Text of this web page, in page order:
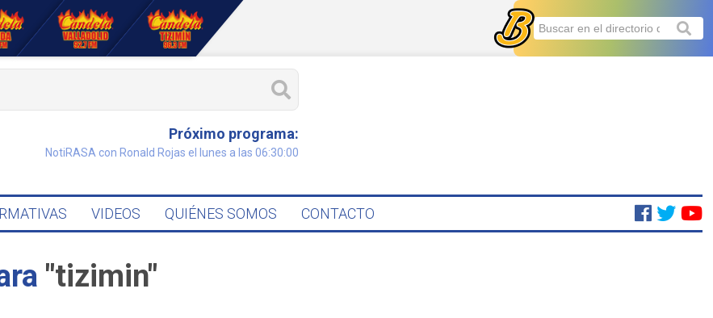
Próximo programa:
NotiRASA con Ronald Rojas el lunes a las 06:30:00
VIDEOS QUIÉNES SOMOS CONTACTO
"tizimin"